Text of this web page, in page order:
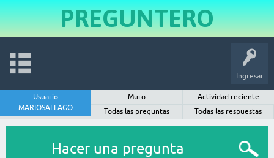
PREGUNTERO
Ingresar
Usuario
MARIOSALLAGO
Muro
Actividad reciente
Todas las preguntas
Todas las respuestas
Hacer una pregunta